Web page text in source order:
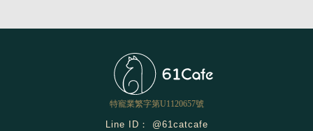
@61catcafe